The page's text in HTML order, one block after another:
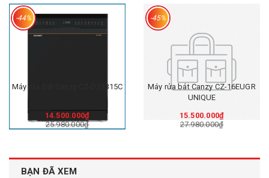
-44%
Máy rửa bát Canzy CZ-D33315C
14.500.000₫
25.980.000₫
-45%
Máy rửa bát Canzy CZ-16EUGR
UNIQUE
15.500.000₫
27.980.000₫
BẠN ĐÃ XEM